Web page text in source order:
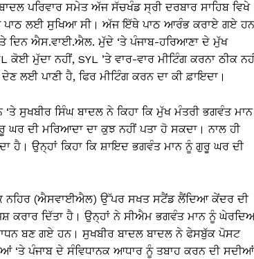
ਪਰਿਵਾਰ ਸਮੇਤ ਅੱਜ ਸੱਚਖੰਡ ਸ੍ਰੀ ਦਰਬਾਰ ਸਾਹਿਬ ਵਿਖੇ
ਪਾਠ ਲਈ ਸੁਖਿਆ ਸੀ। ਅੱਜ ਇੱਥੇ ਪਾਠ ਆਰੰਭ ਕਰਾਏ ਗਏ ਹਨ
ਦਿਨ ਐਸ.ਵਾਈ.ਐਲ. ਮੁੱਦੇ ‘ਤੇ ਪੰਜਾਬ-ਹਰਿਆਣਾ ਦੇ ਮੁੱਖ
ਮੁੱਦਾ ਨਹੀਂ, SYL ’ਤੇ ਵਾਰ-ਵਾਰ ਮੀਟਿੰਗ ਕਰਨਾ ਠੀਕ
ਲਈ ਪਾਣੀ ਹੈ, ਫਿਰ ਮੀਟਿੰਗ ਕਰਨ ਦਾ ਕੀ ਫ਼ਾਇਦਾ।
ਸੁਖਬੀਰ ਸਿੰਘ ਬਾਦਲ ਨੇ ਕਿਹਾ ਕਿ ਮੁੱਖ ਮੰਤਰੀ ਭਗਵੰਤ ਮਾਨ
ਘਰ ਦੀ ਮਰਿਆਦਾ ਦਾ ਕੁਝ ਨਹੀਂ ਪਤਾ ਹੋ ਸਕਦਾ। ਨਾਲ ਹੀ
ਹੈ। ਉਨ੍ਹਾਂ ਕਿਹਾ ਕਿ ਸ਼ਾਇਦ ਭਗਵੰਤ ਮਾਨ ਨੂੰ ਗੁਰੂ ਘਰ ਦੀ
ਨਹਿਰ (ਐਸਵਾਈਐਲ) ਉੱਪਰ ਸਖਤ ਸਟੈਂਡ ਲੈਂਦਿਆ ਕੇਂਦਰ ਦੀ
ਕਰਾਰ ਦਿੱਤਾ ਹੈ। ਉਨ੍ਹਾਂ ਨੇ ਸੀਐਮ ਭਗਵੰਤ ਮਾਨ ਨੂੰ
ਬਣ ਗਏ ਹਨ। ਸੁਖਬੀਰ ਬਾਦਲ ਬਾਦਲ ਨੇ ਫੇਸਬੁੱਕ ਪੋਸਟ
‘ਤੇ ਪੰਜਾਬ ਦੇ ਸੰਵਿਧਾਨਕ ਆਧਾਰ ਨੂੰ ਤਬਾਹ ਕਰਨ ਦੀ ਸਦੀਆਂ